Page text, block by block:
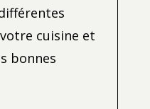
cuisine et
bonnes